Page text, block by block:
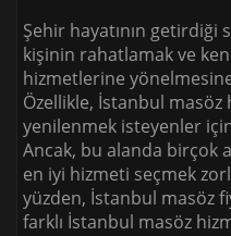
Şehir hayatının getirdiği
kişinin rahatlamak ve
hizmetlerine
Özellikle, İstanbul
yenilenmek isteyenler
Ancak, bu alanda birçok
en iyi hizmeti seçmek
yüzden, İstanbul masöz
farklı İstanbul masöz